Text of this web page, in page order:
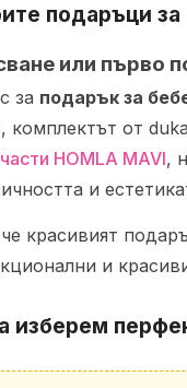
подаръци за
или първо
за подарък за
от
HOMLA MAVI,
и
красивият
и
изберем